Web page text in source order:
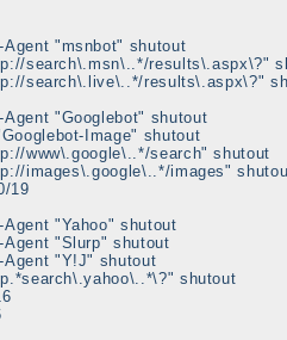
"msnbot" shutout
search\.msn\..*/results\.aspx\?"
search\.live\..*/results\.aspx\?"
"Googlebot" shutout
Image" shutout
www\.google\..*/search" shutout
images\.google\..*/images"
19
"Yahoo" shutout
"Slurp" shutout
Agent "Y!J" shutout
shutout